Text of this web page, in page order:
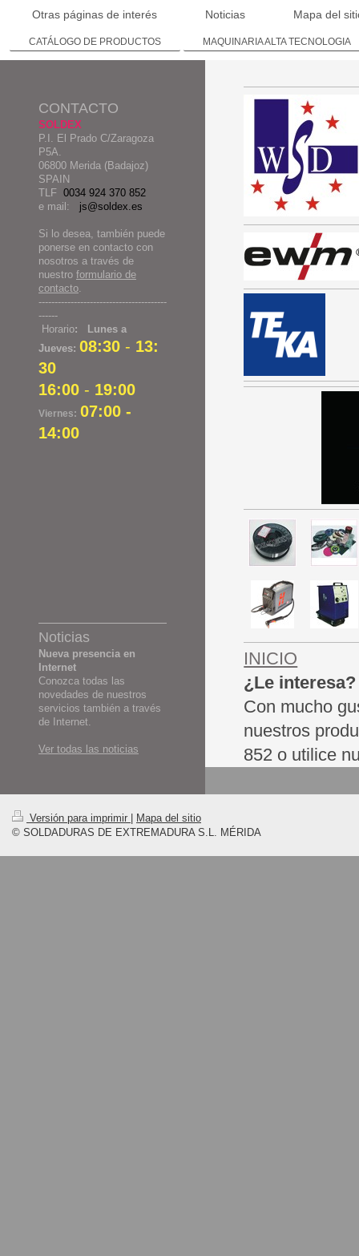
Otras páginas de interés Noticias Mapa del
CATÁLOGO DE PRODUCTOS MAQUINARIA ALTA TECNOLOGIA
INICIO
¿Le interesa?
Con mucho
nuestros
852 o utilice
CONTACTO
SOLDEX
P.I. El Prado C/Zaragoza
P5A.
06800 Merida (Badajoz)
SPAIN
TLF 0034 924 370 852
e mail:
js@soldex.es
Si lo desea, también puede
ponerse en contacto con
nosotros a través de
nuestro formulario de
contacto
----------------------------------------
------
Horario: Lunes a
Jueves: 08:30 - 13:
30
16:00 - 19:00
Viernes: 07:00 -
14:00
Noticias
Nueva presencia en
Internet
Conozca todas las
novedades de nuestros
servicios también a través
de Internet.
Ver todas las noticias
Versión para imprimir | Mapa del sitio
© SOLDADURAS DE EXTREMADURA S.L. MÉRIDA